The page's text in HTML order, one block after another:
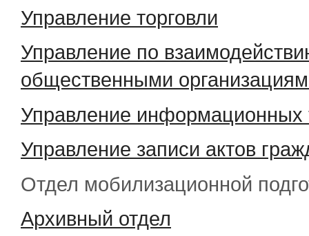
Управление торговли
Управление по
общественными
Управление информационных
Управление записи актов
Отдел мобилизационной
Архивный отдел